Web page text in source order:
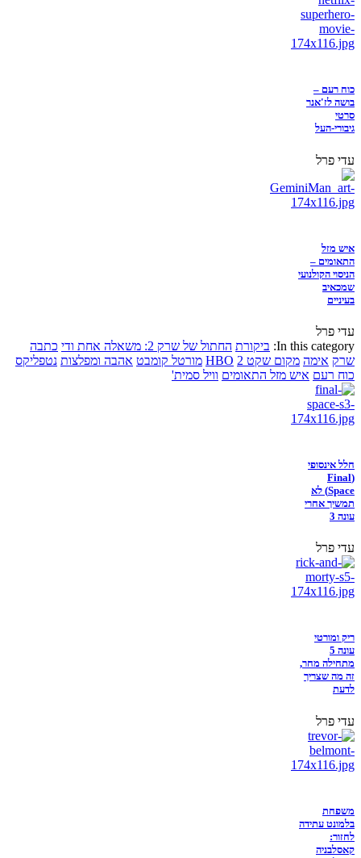
כוח רעם –
בושה לז'אנר
סרטי
גיבורי-העל
עדי פרל
איש מזל
התאומים –
הניסוי הקולנועי
שמכאיב
בעיניים
עדי פרל
In this category: ביקורת החתול של שרק 2: משאלה אחת ודי
כתבה
שרק אימה מקום שקט 2 HBO מורטל קומבט אהבה ומפלצות נטפליקס
כוח רעם איש מזל התאומים וויל סמית'
חלל אינסופי
(Final
Space) לא
תמשיך אחרי
עונה 3
עדי פרל
ריק ומורטי
עונה 5
מתחילה מחר,
זה מה שצריך
לדעת
עדי פרל
משפחת
בלמונט עתידה
לחזור:
קאסלבניה